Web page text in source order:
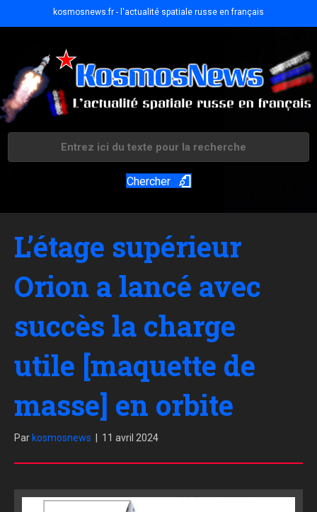
kosmosnews.fr - l'actualité spatiale russe en français
Chercher
L’étage supérieur
Orion a lancé avec
succès la charge
utile [maquette de
masse] en orbite
Par kosmosnews 11 avril 2024